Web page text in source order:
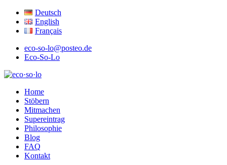
Deutsch
English
Français
eco-so-lo@posteo.de
Eco-So-Lo
eco·so·lo
Home
Stöbern
Mitmachen
Supereintrag
Philosophie
Blog
FAQ
Kontakt